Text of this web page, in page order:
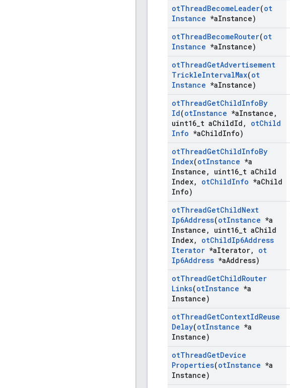
otThreadBecomeLeader(ot
Instance *aInstance)
otThreadBecomeRouter(ot
Instance *aInstance)
otThreadGetAdvertisement
TrickleIntervalMax(ot
Instance *aInstance)
otThreadGetChildInfoBy
Id(otInstance *aInstance ,
uint16 t aChildId , otChild
Info *aChildInfo)
otThreadGetChildInfoBy
Index(otInstance *a
Instance , uint16 t aChild
Index, otChildInfo *aChild
Info)
otThreadGetChildNext
Ip6Address(otInstance *a
Instance , uint16 t aChild
Index, otChildIp6Address
Iterator *aIterator,
ot
Ip6Address *aAddress)
otThreadGetChildRouter
Links(otInstance *a
Instance)
otThreadGetContextIdReuse
Delay(otInstance *a
Instance)
otThreadGetDevice
Properties(otInstance *a
Instance)